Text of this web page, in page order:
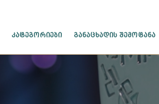
ᲙᲐᲢᲔᲒᲝᲠᲘᲔᲑᲘ ᲒᲐᲜᲐᲪᲮᲐᲓᲘᲡ ᲨᲔᲛᲝᲢᲐᲜᲐ